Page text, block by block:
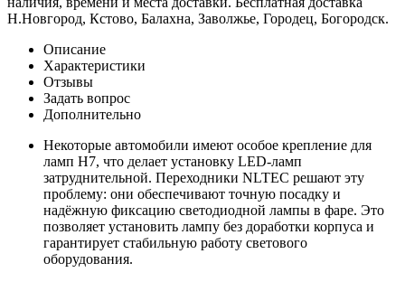
Н.Новгород, Кстово, Балахна, Заволжье, Городец, Богородск.
Описание
Характеристики
Отзывы
Задать вопрос
Дополнительно
Некоторые автомобили имеют особое крепление для
ламп H7, что делает установку LED-ламп
затруднительной. Переходники NLTEC решают эту
проблему: они обеспечивают точную посадку и
надёжную фиксацию светодиодной лампы в фаре. Это
позволяет установить лампу без доработки корпуса и
гарантирует стабильную работу светового
оборудования.